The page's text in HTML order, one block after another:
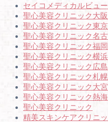
セイコメディカルビュ
聖心美容クリニック大
聖心美容クリニック東
聖心美容クリニック名
聖心美容クリニック福
聖心美容クリニック横
聖心美容クリニック広
聖心美容クリニック札
聖心美容クリニック大
聖心美容クリニック熱
聖心美容クリニック
精美スキンケアクリニ